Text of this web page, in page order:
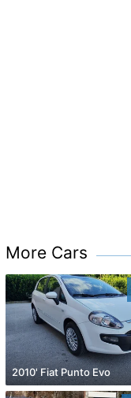
More Cars
2010' Fiat Punto Evo